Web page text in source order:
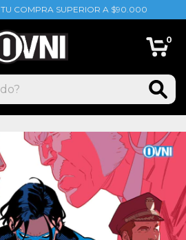
TU COMPRA SUPERIOR A $90.000
0